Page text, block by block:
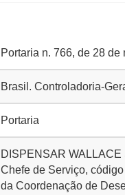
Portaria n. 766, de 28 de
Brasil. Controladoria-
Portaria
DISPENSAR
Chefe de Serviço,
da Coordenação de